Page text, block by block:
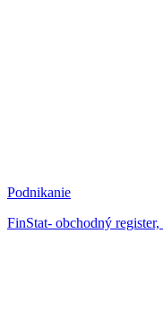
Podnikanie
FinStat- obchodný